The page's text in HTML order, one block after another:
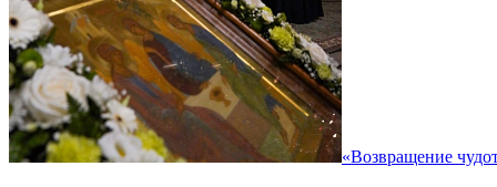
«Возвращение